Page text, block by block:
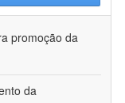
promoção da
da